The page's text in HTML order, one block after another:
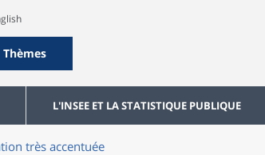
Thèmes
L'INSEE ET LA STATISTIQUE PUBLIQUE
très accentuée